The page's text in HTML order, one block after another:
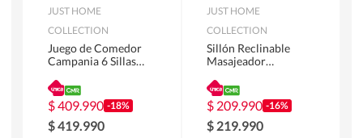
JUST HOME
COLLECTION
Juego de Comedor
Campania 6 Sillas
180 x 90 x 76 cm
Café
$409.990 -18%
$419.990
JUST HOME
COLLECTION
Sillón Reclinable
Masajeador
Atlanta 91x101x94
cm Negro
$ 209.990 -16%
$ 219.990